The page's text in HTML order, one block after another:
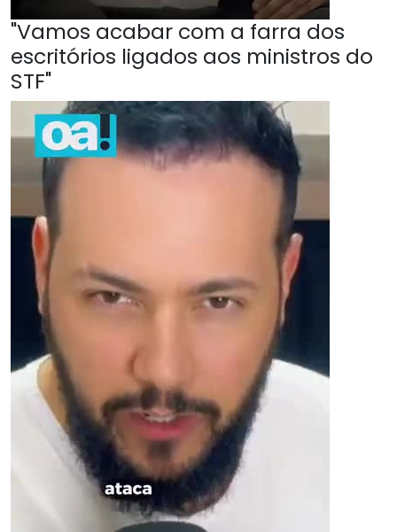
"Vamos acabar com a farra dos
escritórios ligados aos ministros do
STF"